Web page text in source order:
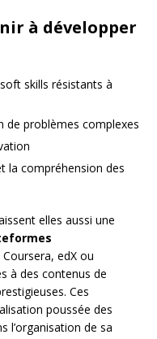
à développer
skills résistants à
de problèmes complexes
la compréhension des
elles aussi une
edX ou
à des contenus de
Ces
poussée des
l’organisation de sa